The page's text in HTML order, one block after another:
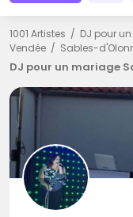
1001 Artistes DJ pour
Vendée
Sables-
DJ pour un mariage